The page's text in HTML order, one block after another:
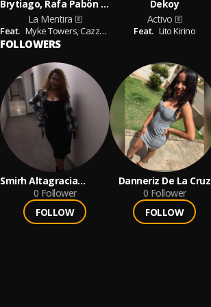
Brytiago, Rafa Pabön & Sech
La Mentira
Feat. Myke Towers,Cazzu, Rauw Alejandro
Dekoy
Activo
Feat. Lito Kirino
FOLLOWERS
Smirh Altagracia
Aracena Silverio
0 Follower
FOLLOW
Danneriz De La Cruz
0 Follower
FOLLOW